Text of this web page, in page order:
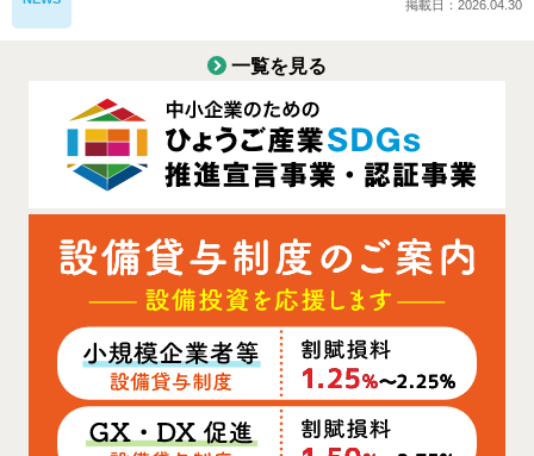
掲載日：2026.04.30
一覧を見る